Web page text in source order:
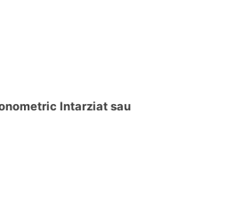
Intarziat sau